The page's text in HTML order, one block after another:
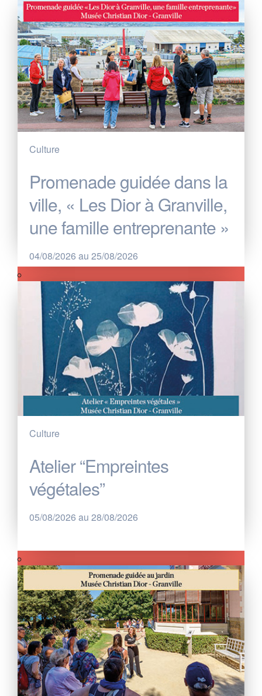
Culture
Promenade guidée dans la
ville, « Les Dior à Granville,
une famille entreprenante »
04/08/2026 au 25/08/2026
Culture
Atelier “Empreintes
végétales”
05/08/2026 au 28/08/2026